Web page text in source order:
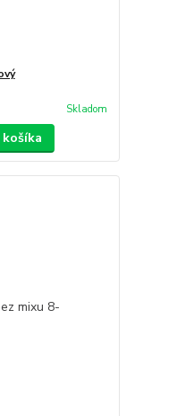
Skladom